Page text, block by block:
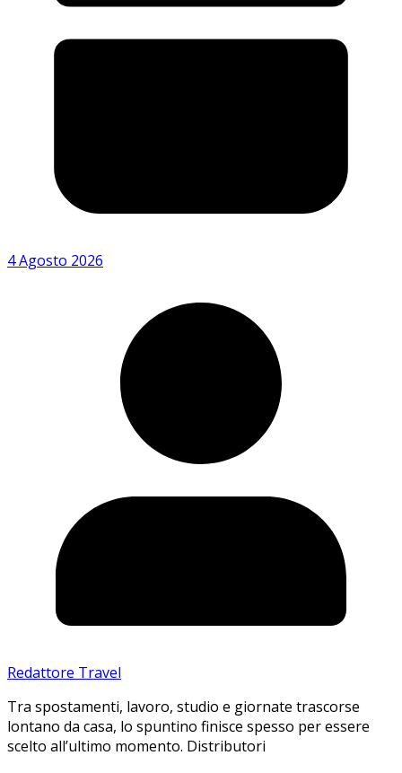
4 Agosto 2026
Redattore Travel
Tra spostamenti, lavoro, studio e giornate trascorse
lontano da casa, lo spuntino finisce spesso per essere
scelto all’ultimo momento. Distributori